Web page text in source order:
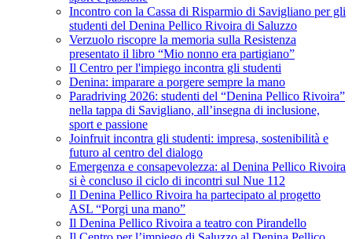
Incontro con la Cassa di Risparmio di Savigliano per gli
studenti del Denina Pellico Rivoira di Saluzzo
Verzuolo riscopre la memoria sulla Resistenza
presentato il libro “Mio nonno era partigiano”
Il Centro per l'impiego incontra gli studenti
Denina: imparare a porgere sempre la mano
Paradriving 2026: studenti del “Denina Pellico Rivoira”
nella tappa di Savigliano, all’insegna di inclusione,
sport e passione
Joinfruit incontra gli studenti: impresa, sostenibilità e
futuro al centro del dialogo
Emergenza e consapevolezza: al Denina Pellico Rivoira
si è concluso il ciclo di incontri sul Nue 112
Il Denina Pellico Rivoira ha partecipato al progetto
ASL “Porgi una mano”
Il Denina Pellico Rivoira a teatro con Pirandello